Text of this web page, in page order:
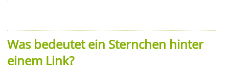
Was bedeutet ein Sternchen hinter
einem Link?